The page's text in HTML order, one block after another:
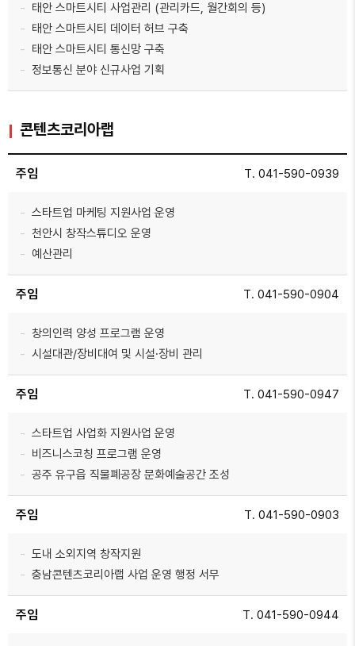
태안 스마트시티 사업관리 (관리카드, 월간회의 등)
태안 스마트시티 데이터 허브 구축
태안 스마트시티 통신망 구축
정보통신 분야 신규사업 기획
콘텐츠코리아랩
주임 T. 041-590-0939
스타트업 마케팅 지원사업 운영
천안시 창작스튜디오 운영
예산관리
주임 T. 041-590-0904
창의인력 양성 프로그램 운영
시설대관/장비대여 및 시설·장비 관리
주임 T. 041-590-0947
스타트업 사업화 지원사업 운영
비즈니스코칭 프로그램 운영
공주 유구읍 직물폐공장 문화예술공간 조성
주임 T. 041-590-0903
도내 소외지역 창작지원
충남콘텐츠코리아랩 사업 운영 행정 서무
주임 T. 041-590-0944